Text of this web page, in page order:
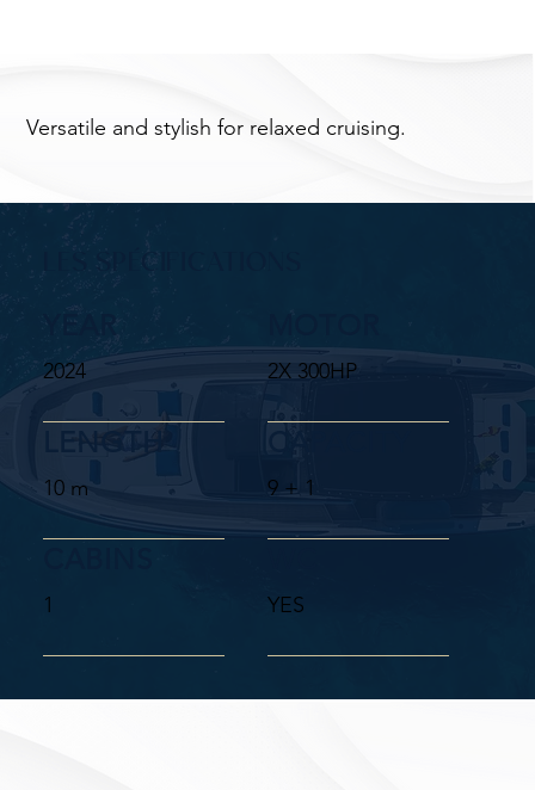
Versatile and stylish for relaxed cruising.
2024 2X 300HP
10 m 9 + 1
1 YES